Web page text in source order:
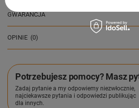
GWARANCJA
OPINIE (0)
Potrzebujesz pomocy? Masz
Zadaj pytanie a my odpowiemy niezwłocznie,
najciekawsze pytania i odpowiedzi publikując
dla innych.